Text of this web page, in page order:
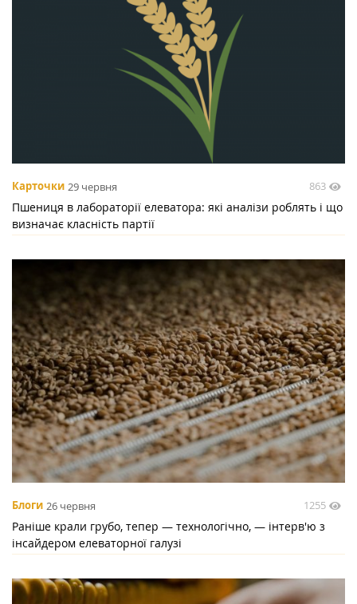
Карточки 29 червня 863
Пшениця в лабораторії елеватора: які аналізи роблять і що
визначає класність партії
Блоги 26 червня 1255
Раніше крали грубо, тепер — технологічно, — інтерв'ю з
інсайдером елеваторної галузі